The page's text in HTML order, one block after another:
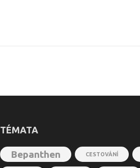
TÉMATA
Bepanthen CESTOVÁNÍ